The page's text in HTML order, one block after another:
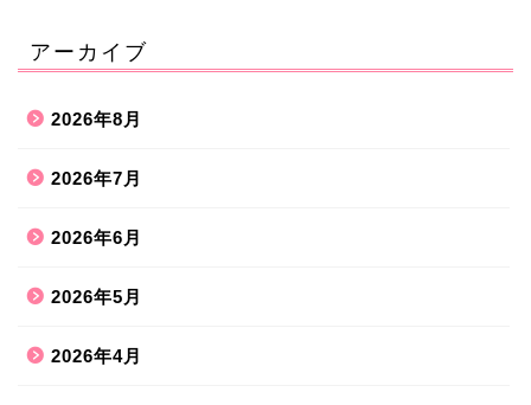
アーカイブ
2026年8月
2026年7月
2026年6月
2026年5月
2026年4月